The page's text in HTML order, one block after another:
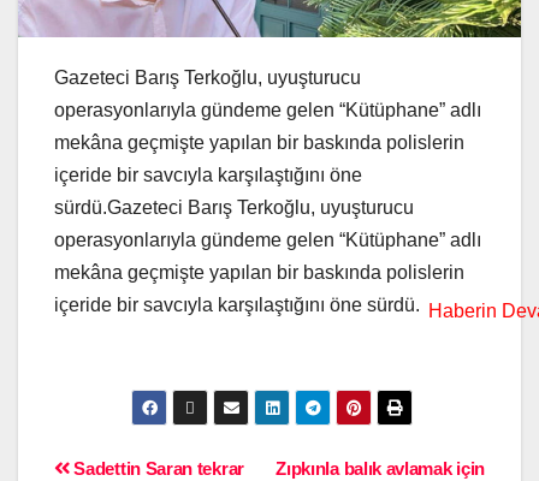
Gazeteci Barış Terkoğlu, uyuşturucu
operasyonlarıyla gündeme gelen “Kütüphane” adlı
mekâna geçmişte yapılan bir baskında polislerin
içeride bir savcıyla karşılaştığını öne
sürdü.Gazeteci Barış Terkoğlu, uyuşturucu
operasyonlarıyla gündeme gelen “Kütüphane” adlı
mekâna geçmişte yapılan bir baskında polislerin
içeride bir savcıyla karşılaştığını öne sürdü.
Zıpkınla balık avlamak için
Sadettin Saran tekrar